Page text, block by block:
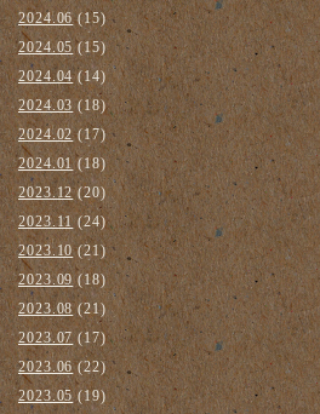
2024.06(15)
2024.05(15)
2024.04(14)
2024.03 (18)
2024.02(17)
2024.01(18)
2023.12(20)
2023.11 (24)
2023.10(21)
2023.09(18)
2023.08(21)
2023.07 (17)
2023.06(22)
2023.05 (19)